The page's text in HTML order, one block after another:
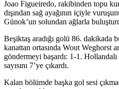
Joao Figueiredo, rakibinden topu
dışından sağ ayağının içiyle
Günok’un solundan ağlarla
Beşiktaş aradığı golü 86. dakikada
kanattan ortasında Wout Weghorst
göndermeyi başardı: 1-1.
sayısını 7’ye çıkardı.
Kalan bölümde başka gol sesi